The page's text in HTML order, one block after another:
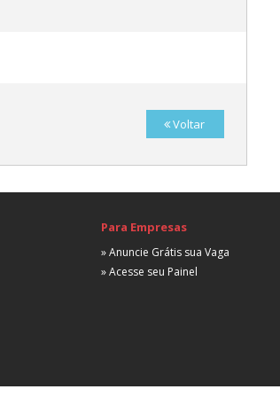
Voltar
Para Empresas
» Anuncie Grátis sua Vaga
» Acesse seu Painel